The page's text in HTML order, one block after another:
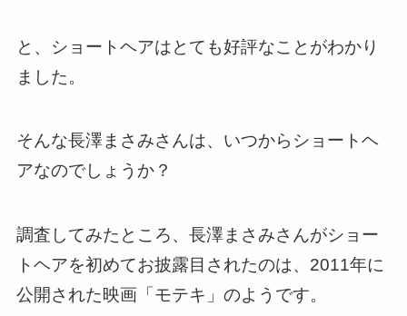
と、ショートヘアはとても好評なことがわかり
ました。
そんな長澤まさみさんは、いつからショートヘ
アなのでしょうか？
調査してみたところ、長澤まさみさんがショー
トヘアを初めてお披露目されたのは、2011年に
公開された映画「モテキ」のようです。